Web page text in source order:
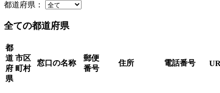
都道府県：
全ての都道府県
都
道
府
県
市区
町村
窓口の名称
郵便
番号
住所 電話番号